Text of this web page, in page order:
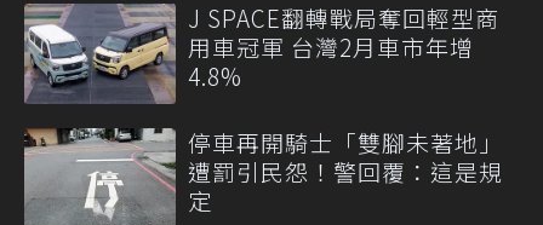
J SPACE翻轉戰局奪回輕型商
用車冠軍 台灣2月車市年增
4.8%
停車再開騎士「雙腳未著地」
遭罰引民怨！警回覆：這是規
定